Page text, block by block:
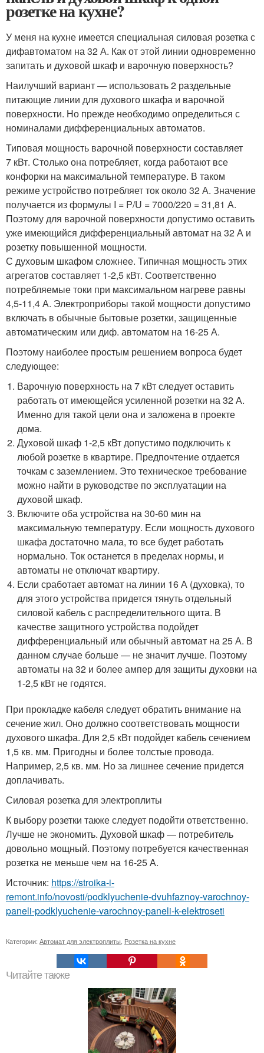
розетке на кухне?
У меня на кухне имеется специальная силовая розетка с
дифавтоматом на 32 А. Как от этой линии одновременно
запитать и духовой шкаф и варочную поверхность?
Наилучший вариант — использовать 2 раздельные
питающие линии для духового шкафа и варочной
поверхности. Но прежде необходимо определиться с
номиналами дифференциальных автоматов.
Типовая мощность варочной поверхности составляет
7 кВт. Столько она потребляет, когда работают все
конфорки на максимальной температуре. В таком
режиме устройство потребляет ток около 32 А. Значение
получается из формулы I = P/U = 7000/220 = 31,81 А.
Поэтому для варочной поверхности допустимо оставить
уже имеющийся дифференциальный автомат на 32 А и
розетку повышенной мощности.
С духовым шкафом сложнее. Типичная мощность этих
агрегатов составляет 1-2,5 кВт. Соответственно
потребляемые токи при максимальном нагреве равны
4,5-11,4 А. Электроприборы такой мощности допустимо
включать в обычные бытовые розетки, защищенные
автоматическим или диф. автоматом на 16-25 А.
Поэтому наиболее простым решением вопроса будет
следующее:
Варочную поверхность на 7 кВт следует оставить
работать от имеющейся усиленной розетки на 32 А.
Именно для такой цели она и заложена в проекте
дома.
Духовой шкаф 1-2,5 кВт допустимо подключить к
любой розетке в квартире. Предпочтение отдается
точкам с заземлением. Это техническое требование
можно найти в руководстве по эксплуатации на
духовой шкаф.
Включите оба устройства на 30-60 мин на
максимальную температуру. Если мощность духового
шкафа достаточно мала, то все будет работать
нормально. Ток останется в пределах нормы, и
автоматы не отключат квартиру.
Если сработает автомат на линии 16 А (духовка), то
для этого устройства придется тянуть отдельный
силовой кабель с распределительного щита. В
качестве защитного устройства подойдет
дифференциальный или обычный автомат на 25 А. В
данном случае больше — не значит лучше. Поэтому
автоматы на 32 и более ампер для защиты духовки на
1-2,5 кВт не годятся.
При прокладке кабеля следует обратить внимание на
сечение жил. Оно должно соответствовать мощности
духового шкафа. Для 2,5 кВт подойдет кабель сечением
1,5 кв. мм. Пригодны и более толстые провода.
Например, 2,5 кв. мм. Но за лишнее сечение придется
доплачивать.
Силовая розетка для электроплиты
К выбору розетки также следует подойти ответственно.
Лучше не экономить. Духовой шкаф — потребитель
довольно мощный. Поэтому потребуется качественная
розетка не меньше чем на 16-25 А.
Источник: https://stroika-i-
remont.info/novosti/podklyuchenie-dvuhfaznoy-varochnoy-
paneli-podklyuchenie-varochnoy-paneli-k-elektroseti
Категории: Автомат для электроплиты Розетка на кухне
Читайте также